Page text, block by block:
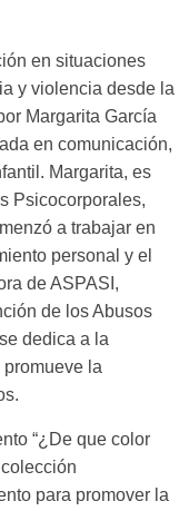
en situaciones
y violencia desde la
Margarita García
en comunicación,
Margarita, es
Psicocorporales,
a trabajar en
personal y el
de ASPASI,
de los Abusos
dedica a la
la
“¿De que color
para promover la